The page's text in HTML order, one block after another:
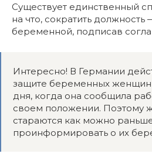
Существует единственный
на что, сократить должность
беременной, подписав
Интересно! В Германии
защите беременных женщин
дня, когда она сообщила
своем положении. Поэтому
стараются как можно
проинформировать о их